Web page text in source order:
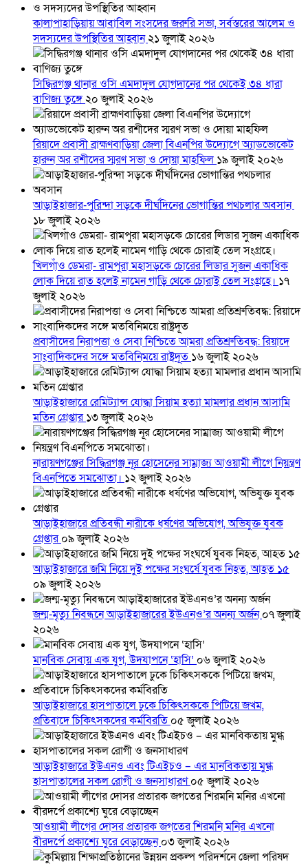
কালাপাহাড়িয়ায় আবাবিল সংসদের জরুরি সভা, সর্বস্তরের আলেম ও
সদস্যদের উপস্থিতির আহ্বান২১ জুলাই ২০২৬
সিদ্ধিরগঞ্জ থানার ওসি এমদাদুল যোগদানের পর থেকেই ৩৪ ধারা
বাণিজ্য তুঙ্গে২০ জুলাই ২০২৬
রিয়াদে প্রবাসী ব্রাহ্মণবাড়িয়া জেলা বিএনপির উদ্যোগে অ্যাডভোকেট
হারুন অর রশীদের স্মরণ সভা ও দোয়া মাহফিল ১৯ জুলাই ২০২৬
আড়াইহাজার-পুরিন্দা সড়কে দীর্ঘদিনের ভোগান্তির পথচলার অবসান
১৮ জুলাই ২০২৬
খিলগাঁও ডেমরা- রামপুরা মহাসড়কে চোরের লিডার সুজন একাধিক
লোক দিয়ে রাত হলেই নামেন গাড়ি থেকে চোরাই তেল সংগ্রহে। ১৭
জুলাই ২০২৬
প্রবাসীদের নিরাপত্তা ও সেবা নিশ্চিতে আমরা প্রতিশ্রুতিবদ্ধ: রিয়াদে
সাংবাদিকদের সঙ্গে মতবিনিময়ে রাষ্ট্রদূত ১৬ জুলাই ২০২৬
আড়াইহাজারে রেমিট্যান্স যোদ্ধা সিয়াম হত্যা মামলার প্রধান আসামি
মতিন গ্রেপ্তার১৩ জুলাই ২০২৬
নারায়ণগঞ্জের সিদ্ধিরগঞ্জ নূর হোসেনের সাম্রাজ্য আওয়ামী লীগে নিয়ন্ত্রণ
বিএনপিতে সমঝোতা। ১২ জুলাই ২০২৬
আড়াইহাজারে প্রতিবন্ধী নারীকে ধর্ষণের অভিযোগ, অভিযুক্ত যুবক
গ্রেপ্তার০৯ জুলাই ২০২৬
আড়াইহাজারে জমি নিয়ে দুই পক্ষের সংঘর্ষে যুবক নিহত, আহত ১৫
০৯ জুলাই ২০২৬
জন্ম-মৃত্যু নিবন্ধনে আড়াইহাজারের ইউএনও’র অনন্য অর্জন০৭ জুলাই
২০২৬
মানবিক সেবায় এক যুগ, উদযাপনে ‘হাসি’ ০৬ জুলাই ২০২৬
আড়াইহাজারে হাসপাতালে ঢুকে চিকিৎসককে পিটিয়ে জখম,
প্রতিবাদে চিকিৎসকদের কর্মবিরতি ০৫ জুলাই ২০২৬
আড়াইহাজারে ইউএনও এবং টিএইচও – এর মানবিকতায় মুগ্ধ
হাসপাতালের সকল রোগী ও জনসাধারণ০৫ জুলাই ২০২৬
আওয়ামী লীগের দোসর প্রতারক জগতের শিরমনি মনির এখনো
বীরদর্পে প্রকাশ্যে ঘুরে বেড়াচ্ছেন০৩ জুলাই ২০২৬